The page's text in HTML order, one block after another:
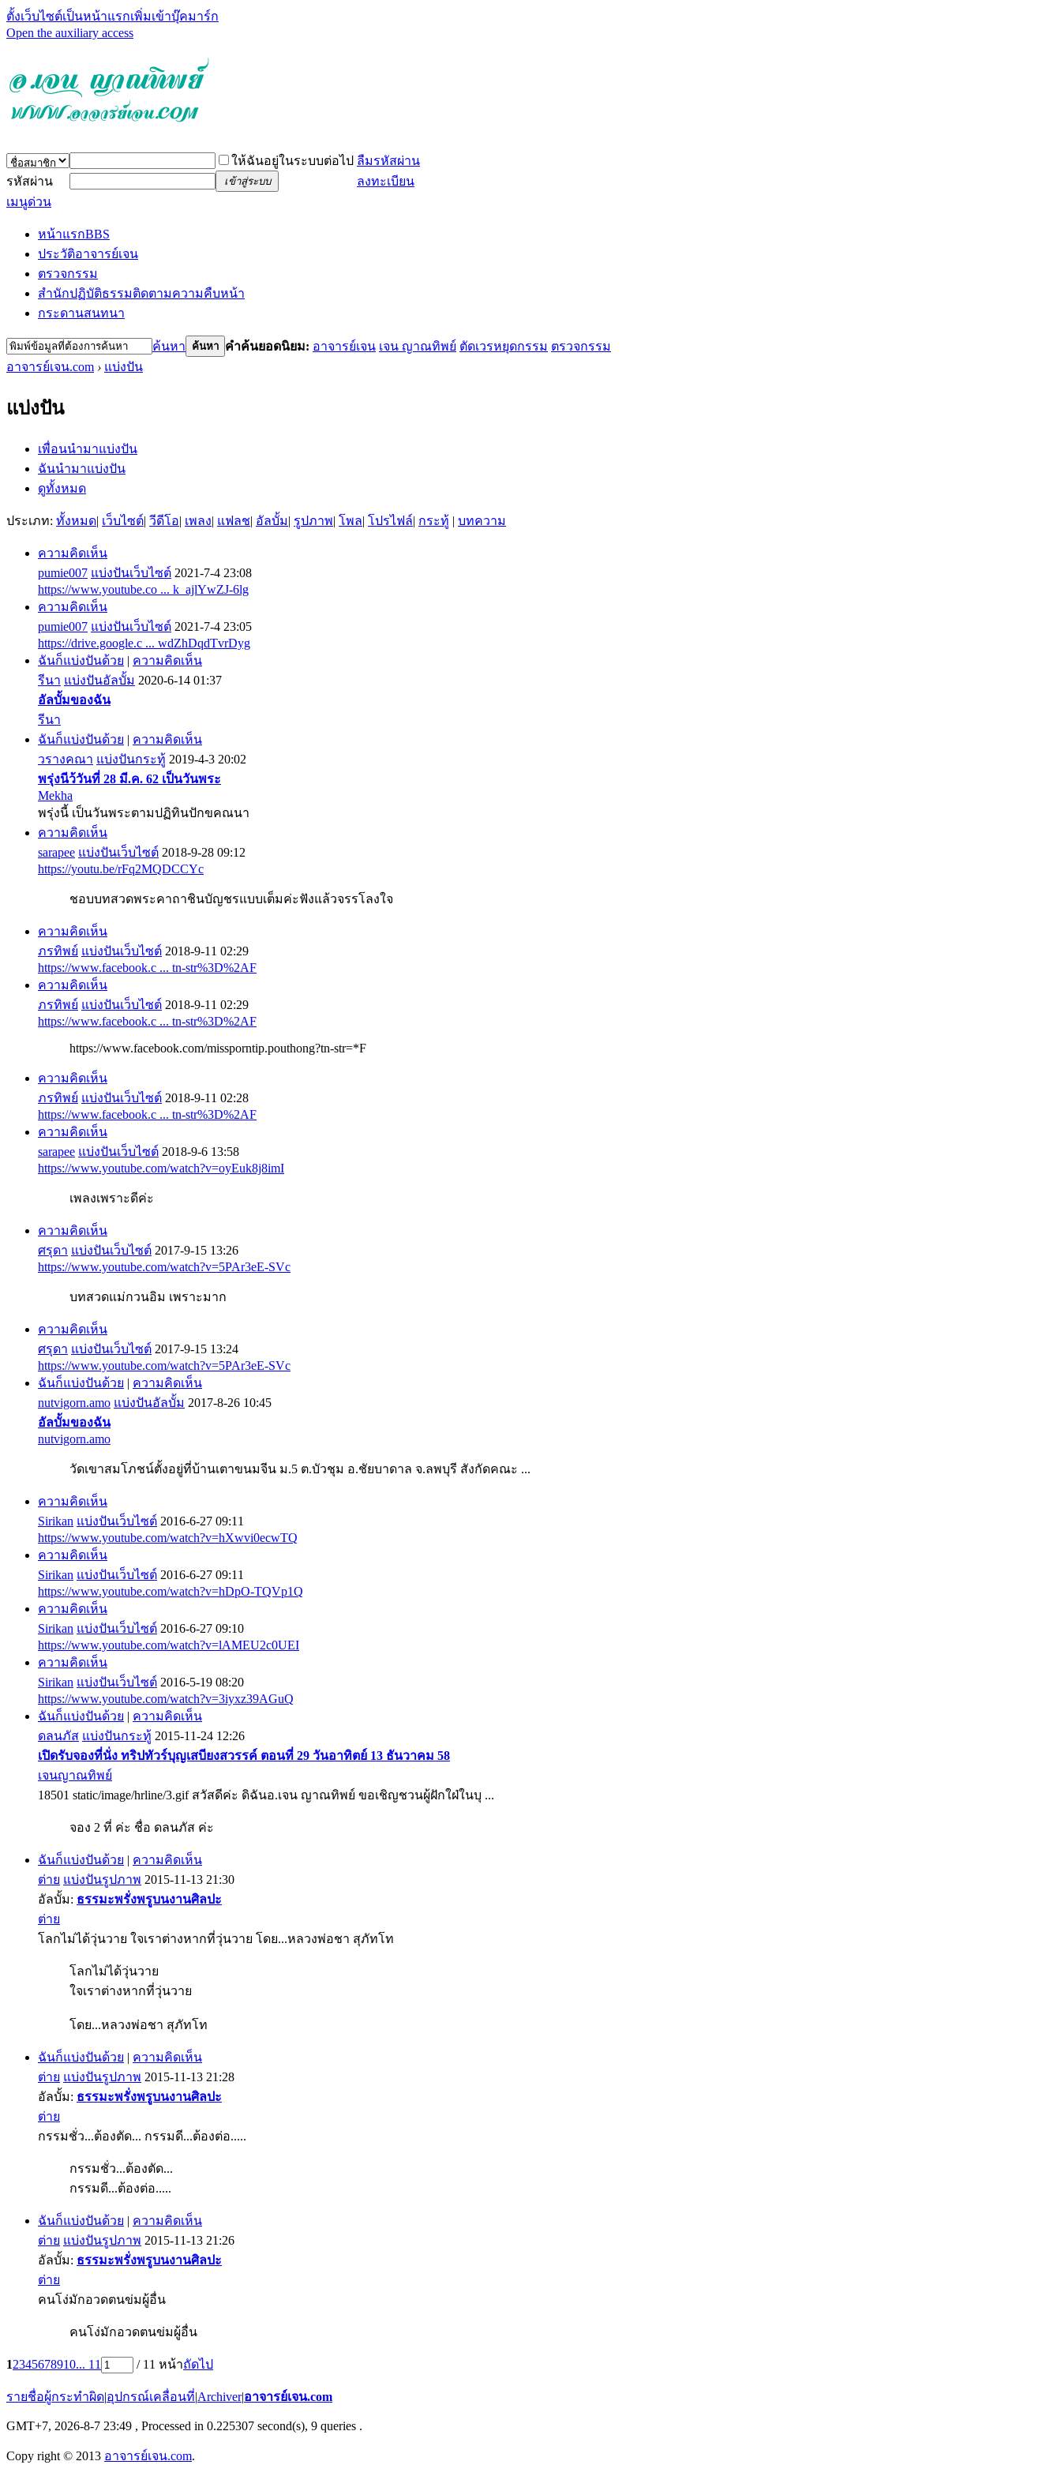
ตั้งเว็บไซต์เป็นหน้าแรกเพิ่มเข้าบุ๊คมาร์ก
Open the auxiliary access
ให้ฉันอยู่ในระบบต่อไป ลืมรหัสผ่าน
รหัสผ่าน
เข้าสู่ระบบ
ลงทะเบียน
เมนูด่วน
หน้าแรกBBS
ประวัติอาจารย์เจน
ตรวจกรรม
สำนักปฏิบัติธรรมติดตามความคืบหน้า
กระดานสนทนา
ค้นหา ค้นหา คำค้นยอดนิยม: อาจารย์เจน เจน ญาณทิพย์ ตัดเวรหยุดกรรม ตรวจกรรม
อาจารย์เจน.com › แบ่งปัน
แบ่งปัน
เพื่อนนำมาแบ่งปัน
ฉันนำมาแบ่งปัน
ดูทั้งหมด
ประเภท: ทั้งหมด| เว็บไซต์| วีดีโอ| เพลง| แฟลช| อัลบั้ม| รูปภาพ| โพล| โปรไฟล์| กระทู้ | บทความ
ความคิดเห็น
pumie007 แบ่งปันเว็บไซต์ 2021-7-4 23:08
https://www.youtube.co ... k_ajlYwZJ-6lg
ความคิดเห็น
pumie007 แบ่งปันเว็บไซต์ 2021-7-4 23:05
https://drive.google.c ... wdZhDqdTvrDyg
ฉันก็แบ่งปันด้วย | ความคิดเห็น
รีนา แบ่งปันอัลบั้ม 2020-6-14 01:37
อัลบั้มของฉัน
รีนา
ฉันก็แบ่งปันด้วย | ความคิดเห็น
วรางคณา แบ่งปันกระทู้ 2019-4-3 20:02
พรุ่งนีว้วันที่ 28 มี.ค. 62 เป็นวันพระ
Mekha
พรุ่งนี้ เป็นวันพระตามปฏิทินปักขคณนา
ความคิดเห็น
sarapee แบ่งปันเว็บไซต์ 2018-9-28 09:12
https://youtu.be/rFq2MQDCCYc
ชอบบทสวดพระคาถาชินบัญชรแบบเต็มค่ะฟังแล้วจรรโลงใจ
ความคิดเห็น
ภรทิพย์ แบ่งปันเว็บไซต์ 2018-9-11 02:29
https://www.facebook.c ... tn-str%3D%2AF
ความคิดเห็น
ภรทิพย์ แบ่งปันเว็บไซต์ 2018-9-11 02:29
https://www.facebook.c ... tn-str%3D%2AF
https://www.facebook.com/missporntip.pouthong?tn-str=*F
ความคิดเห็น
ภรทิพย์ แบ่งปันเว็บไซต์ 2018-9-11 02:28
https://www.facebook.c ... tn-str%3D%2AF
ความคิดเห็น
sarapee แบ่งปันเว็บไซต์ 2018-9-6 13:58
https://www.youtube.com/watch?v=oyEuk8j8imI
เพลงเพราะดีค่ะ
ความคิดเห็น
ศรุดา แบ่งปันเว็บไซต์ 2017-9-15 13:26
https://www.youtube.com/watch?v=5PAr3eE-SVc
บทสวดแม่กวนอิม เพราะมาก
ความคิดเห็น
ศรุดา แบ่งปันเว็บไซต์ 2017-9-15 13:24
https://www.youtube.com/watch?v=5PAr3eE-SVc
ฉันก็แบ่งปันด้วย | ความคิดเห็น
nutvigorn.amo แบ่งปันอัลบั้ม 2017-8-26 10:45
อัลบั้มของฉัน
nutvigorn.amo
วัดเขาสมโภชน์ตั้งอยู่ที่บ้านเตาขนมจีน ม.5 ต.บัวชุม อ.ชัยบาดาล จ.ลพบุรี สังกัดคณะ ...
ความคิดเห็น
Sirikan แบ่งปันเว็บไซต์ 2016-6-27 09:11
https://www.youtube.com/watch?v=hXwvi0ecwTQ
ความคิดเห็น
Sirikan แบ่งปันเว็บไซต์ 2016-6-27 09:11
https://www.youtube.com/watch?v=hDpO-TQVp1Q
ความคิดเห็น
Sirikan แบ่งปันเว็บไซต์ 2016-6-27 09:10
https://www.youtube.com/watch?v=lAMEU2c0UEI
ความคิดเห็น
Sirikan แบ่งปันเว็บไซต์ 2016-5-19 08:20
https://www.youtube.com/watch?v=3iyxz39AGuQ
ฉันก็แบ่งปันด้วย | ความคิดเห็น
ดลนภัส แบ่งปันกระทู้ 2015-11-24 12:26
เปิดรับจองที่นั่ง ทริปทัวร์บุญเสบียงสวรรค์ ตอนที่ 29 วันอาทิตย์ 13 ธันวาคม 58
เจนญาณทิพย์
18501 static/image/hrline/3.gif สวัสดีค่ะ ดิฉันอ.เจน ญาณทิพย์ ขอเชิญชวนผู้ฝักใฝ่ในบุ ...
จอง 2 ที่ ค่ะ ชื่อ ดลนภัส ค่ะ
ฉันก็แบ่งปันด้วย | ความคิดเห็น
ต่าย แบ่งปันรูปภาพ 2015-11-13 21:30
อัลบั้ม: ธรรมะพรั่งพรูบนงานศิลปะ
ต่าย
โลกไม่ได้วุ่นวาย ใจเราต่างหากที่วุ่นวาย โดย...หลวงพ่อชา สุภัทโท
โลกไม่ได้วุ่นวาย
ใจเราต่างหากที่วุ่นวาย
โดย...หลวงพ่อชา สุภัทโท
ฉันก็แบ่งปันด้วย | ความคิดเห็น
ต่าย แบ่งปันรูปภาพ 2015-11-13 21:28
อัลบั้ม: ธรรมะพรั่งพรูบนงานศิลปะ
ต่าย
กรรมชั่ว...ต้องตัด... กรรมดี...ต้องต่อ.....
กรรมชั่ว...ต้องตัด...
กรรมดี...ต้องต่อ.....
ฉันก็แบ่งปันด้วย | ความคิดเห็น
ต่าย แบ่งปันรูปภาพ 2015-11-13 21:26
อัลบั้ม: ธรรมะพรั่งพรูบนงานศิลปะ
ต่าย
คนโง่มักอวดตนข่มผู้อื่น
คนโง่มักอวดตนข่มผู้อื่น
12345678910... 11 / 11 หน้าถัดไป
รายชื่อผู้กระทำผิด|อุปกรณ์เคลื่อนที่|Archiver|อาจารย์เจน.com
GMT+7, 2026-8-7 23:49 , Processed in 0.225307 second(s), 9 queries .
Copy right © 2013 อาจารย์เจน.com.